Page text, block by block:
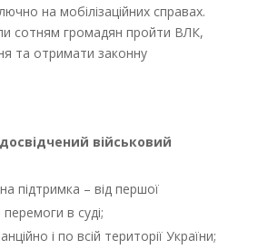
на мобілізаційних справах.
сотням громадян пройти ВЛК,
та отримати законну
досвідчений військовий
підтримка – від першої
перемоги в суді;
і по всій території України;